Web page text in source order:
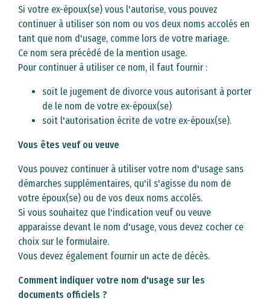
Si votre ex-époux(se) vous l'autorise, vous pouvez
continuer à utiliser son nom ou vos deux noms accolés en
tant que nom d'usage, comme lors de votre mariage.
Ce nom sera précédé de la mention usage.
Pour continuer à utiliser ce nom, il faut fournir :
soit le jugement de divorce vous autorisant à porter
de le nom de votre ex-époux(se)
​​​​​​​soit l'autorisation écrite de votre ex-époux(se).
Vous êtes veuf ou veuve
Vous pouvez continuer à utiliser votre nom d'usage sans
démarches supplémentaires, qu'il s'agisse du nom de
votre époux(se) ou de vos deux noms accolés.
Si vous souhaitez que l'indication veuf ou veuve
apparaisse devant le nom d'usage, vous devez cocher ce
choix sur le formulaire.
Vous devez également fournir un acte de décès.
Comment indiquer votre nom d'usage sur les
documents officiels ?